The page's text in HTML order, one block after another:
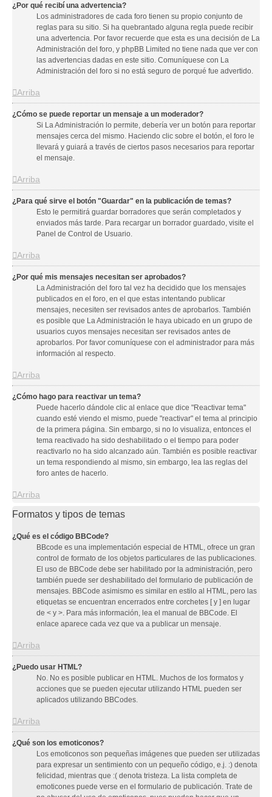
¿Por qué recibí una advertencia?
Los administradores de cada foro tienen su propio conjunto de
reglas para su sitio. Si ha quebrantado alguna regla puede recibir
una advertencia. Por favor recuerde que esta es una decisión de La
Administración del foro, y phpBB Limited no tiene nada que ver con
las advertencias dadas en este sitio. Comuníquese con La
Administración del foro si no está seguro de porqué fue advertido.
Arriba
¿Cómo se puede reportar un mensaje a un moderador?
Si La Administración lo permite, debería ver un botón para reportar
mensajes cerca del mismo. Haciendo clic sobre el botón, el foro le
llevará y guiará a través de ciertos pasos necesarios para reportar
el mensaje.
Arriba
¿Para qué sirve el botón "Guardar" en la publicación de temas?
Esto le permitirá guardar borradores que serán completados y
enviados más tarde. Para recargar un borrador guardado, visite el
Panel de Control de Usuario.
Arriba
¿Por qué mis mensajes necesitan ser aprobados?
La Administración del foro tal vez ha decidido que los mensajes
publicados en el foro, en el que estas intentando publicar
mensajes, necesiten ser revisados antes de aprobarlos. También
es posible que La Administración le haya ubicado en un grupo de
usuarios cuyos mensajes necesitan ser revisados antes de
aprobarlos. Por favor comuníquese con el administrador para más
información al respecto.
Arriba
¿Cómo hago para reactivar un tema?
Puede hacerlo dándole clic al enlace que dice "Reactivar tema"
cuando esté viendo el mismo, puede "reactivar" el tema al principio
de la primera página. Sin embargo, si no lo visualiza, entonces el
tema reactivado ha sido deshabilitado o el tiempo para poder
reactivarlo no ha sido alcanzado aún. También es posible reactivar
un tema respondiendo al mismo, sin embargo, lea las reglas del
foro antes de hacerlo.
Arriba
Formatos y tipos de temas
¿Qué es el código BBCode?
BBcode es una implementación especial de HTML, ofrece un gran
control de formato de los objetos particulares de las publicaciones.
El uso de BBCode debe ser habilitado por la administración, pero
también puede ser deshabilitado del formulario de publicación de
mensajes. BBCode asimismo es similar en estilo al HTML, pero las
etiquetas se encuentran encerrados entre corchetes [ y ] en lugar
de < y >. Para más información, lea el manual de BBCode. El
enlace aparece cada vez que va a publicar un mensaje.
Arriba
¿Puedo usar HTML?
No. No es posible publicar en HTML. Muchos de los formatos y
acciones que se pueden ejecutar utilizando HTML pueden ser
aplicados utilizando BBCodes.
Arriba
¿Qué son los emoticonos?
Los emoticonos son pequeñas imágenes que pueden ser utilizadas
para expresar un sentimiento con un pequeño código, e.j. :) denota
felicidad, mientras que :( denota tristeza. La lista completa de
emoticones puede verse en el formulario de publicación. Trate de